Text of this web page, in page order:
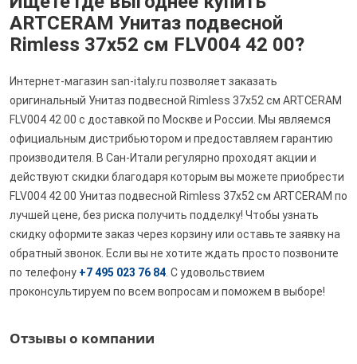
ARTCERAM Унитаз подвесной
Rimless 37x52 см FLV004 42 00?
Интернет-магазин san-italy.ru позволяет заказать
оригинальный Унитаз подвесной Rimless 37x52 см ARTCERAM
FLV004 42 00 с доставкой по Москве и России. Мы являемся
официальным дистрибьютором и предоставляем гарантию
производителя. В Сан-Итали регулярно проходят акции и
действуют скидки благодаря которым вы можете приобрести
FLV004 42 00 Унитаз подвесной Rimless 37x52 см ARTCERAM по
лучшей цене, без риска получить подделку! Чтобы узнать
скидку оформите заказ через корзину или оставьте заявку на
обратный звонок. Если вы не хотите ждать просто позвоните
по телефону +7 495 023 76 84 . С удовольствием
проконсультируем по всем вопросам и поможем в выборе!
Отзывы о компании